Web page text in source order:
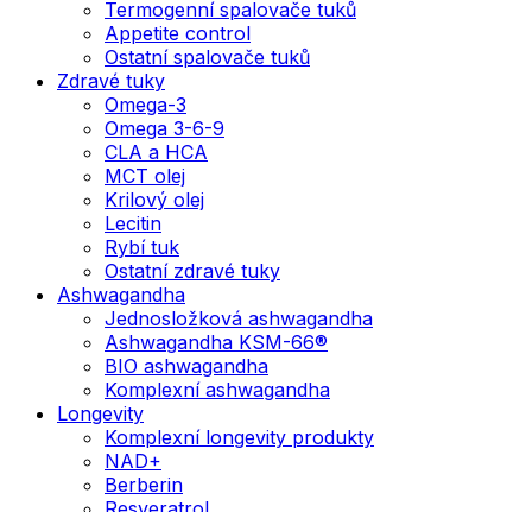
Termogenní spalovače tuků
Appetite control
Ostatní spalovače tuků
Zdravé tuky
Omega-3
Omega 3-6-9
CLA a HCA
MCT olej
Krilový olej
Lecitin
Rybí tuk
Ostatní zdravé tuky
Ashwagandha
Jednosložková ashwagandha
Ashwagandha KSM-66®
BIO ashwagandha
Komplexní ashwagandha
Longevity
Komplexní longevity produkty
NAD+
Berberin